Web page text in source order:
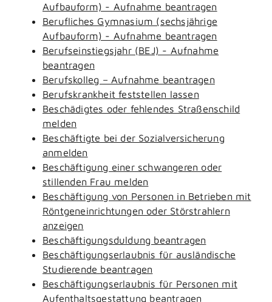
Aufbauform) - Aufnahme beantragen
Berufliches Gymnasium (sechsjährige
Aufbauform) - Aufnahme beantragen
Berufseinstiegsjahr (BEJ) - Aufnahme
beantragen
Berufskolleg – Aufnahme beantragen
Berufskrankheit feststellen lassen
Beschädigtes oder fehlendes Straßenschild
melden
Beschäftigte bei der Sozialversicherung
anmelden
Beschäftigung einer schwangeren oder
stillenden Frau melden
Beschäftigung von Personen in Betrieben mit
Röntgeneinrichtungen oder Störstrahlern
anzeigen
Beschäftigungsduldung beantragen
Beschäftigungserlaubnis für ausländische
Studierende beantragen
Beschäftigungserlaubnis für Personen mit
Aufenthaltsgestattung beantragen